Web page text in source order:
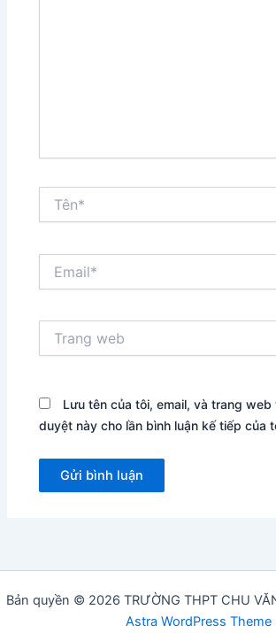
web
Lưu tên của tôi, email, và trang web
duyệt này cho lần bình luận kế tiếp của
Bản quyền © 2026 TRƯỜNG THPT CHU
Astra WordPress Theme